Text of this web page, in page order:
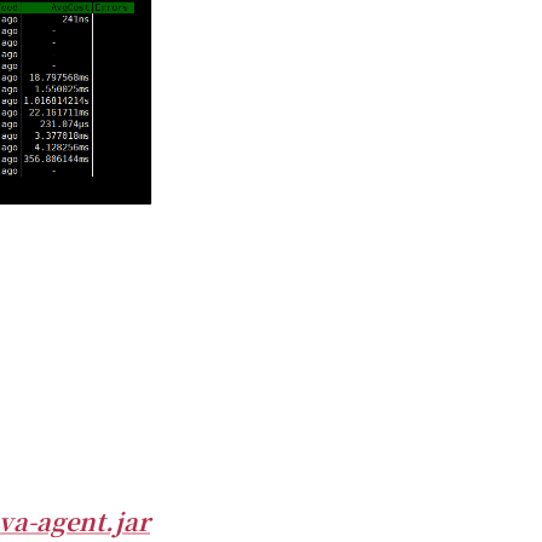
agent.jar